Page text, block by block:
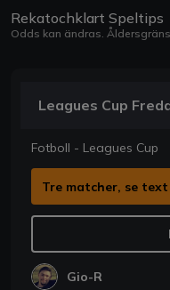
Rekatochklart Speltips
Odds kan ändras.
Leagues Cup
Fotboll - Leagues Cup
Tre matcher, se text
Gio-R